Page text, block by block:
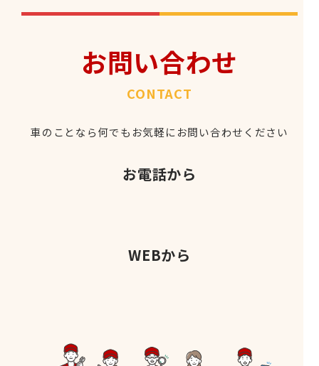
お問い合わせ
CONTACT
車のことなら何でもお気軽にお問い合わせください
お電話から
WEBから